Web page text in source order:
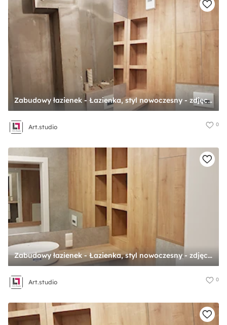
Zabudowy łazienek - Łazienka, styl nowoczesny - zdjęcie od Art.studio
Art.studio 0
Zabudowy łazienek - Łazienka, styl nowoczesny - zdjęcie od Art.studio
Art.studio 0